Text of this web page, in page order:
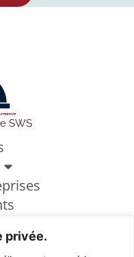
privée.
de vente
SWS